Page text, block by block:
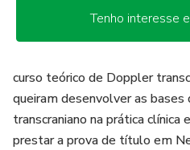
Tenho interesse
curso teórico de Doppler
queiram desenvolver as
transcraniano na prática clínica
prestar a prova de título em